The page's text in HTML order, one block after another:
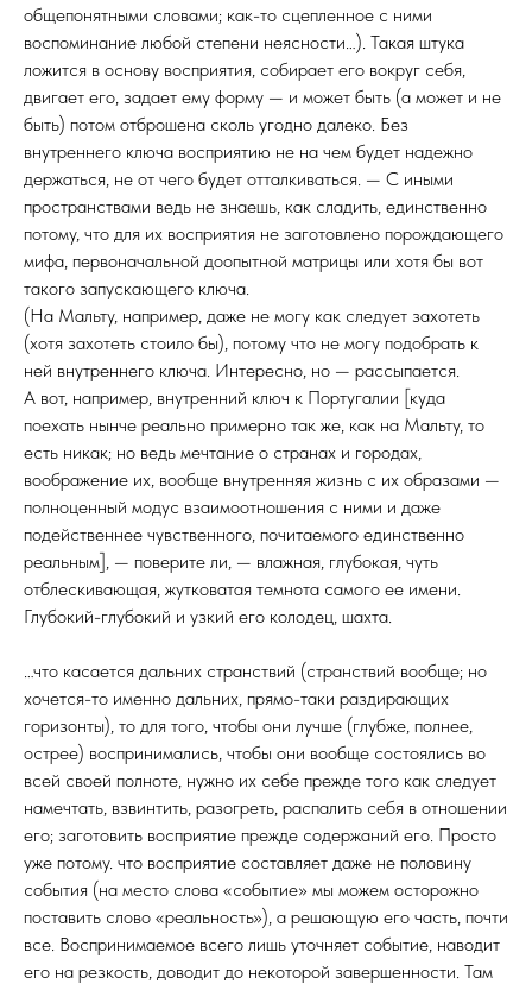
общепонятными словами; как-то сцепленное с ними
воспоминание любой степени неясности…). Такая штука
ложится в основу восприятия, собирает его вокруг себя,
двигает его, задает ему форму — и может быть (а может и не
быть) потом отброшена сколь угодно далеко. Без
внутреннего ключа восприятию не на чем будет надежно
держаться, не от чего будет отталкиваться. — С иными
пространствами ведь не знаешь, как сладить, единственно
потому, что для их восприятия не заготовлено порождающего
мифа, первоначальной доопытной матрицы или хотя бы вот
такого запускающего ключа.
(На Мальту, например, даже не могу как следует захотеть
(хотя захотеть стоило бы), потому что не могу подобрать к
ней внутреннего ключа. Интересно, но — рассыпается.
А вот, например, внутренний ключ к Португалии [куда
поехать нынче реально примерно так же, как на Мальту, то
есть никак; но ведь мечтание о странах и городах,
воображение их, вообще внутренняя жизнь с их образами —
полноценный модус взаимоотношения с ними и даже
подейственнее чувственного, почитаемого единственно
реальным], — поверите ли, — влажная, глубокая, чуть
отблескивающая, жутковатая темнота самого ее имени.
Глубокий-глубокий и узкий его колодец, шахта.
…что касается дальних странствий (странствий вообще; но
хочется-то именно дальних, прямо-таки раздирающих
горизонты), то для того, чтобы они лучше (глубже, полнее,
острее) воспринимались, чтобы они вообще состоялись во
всей своей полноте, нужно их себе прежде того как следует
намечтать, взвинтить, разогреть, распалить себя в отношении
его; заготовить восприятие прежде содержаний его. Просто
уже потому. что восприятие составляет даже не половину
события (на место слова «событие» мы можем осторожно
поставить слово «реальность»), а решающую его часть, почти
все. Воспринимаемое всего лишь уточняет событие, наводит
его на резкость, доводит до некоторой завершенности. Там